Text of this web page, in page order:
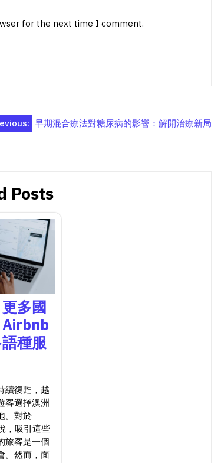
for the next time I comment.
早期混合療法對糖尿病的影響：解開治療新局
Posts
多國
Airbnb
種服
續復甦，越
客選擇澳洲
。對於
，吸引這些
旅客是一個
。然而，面